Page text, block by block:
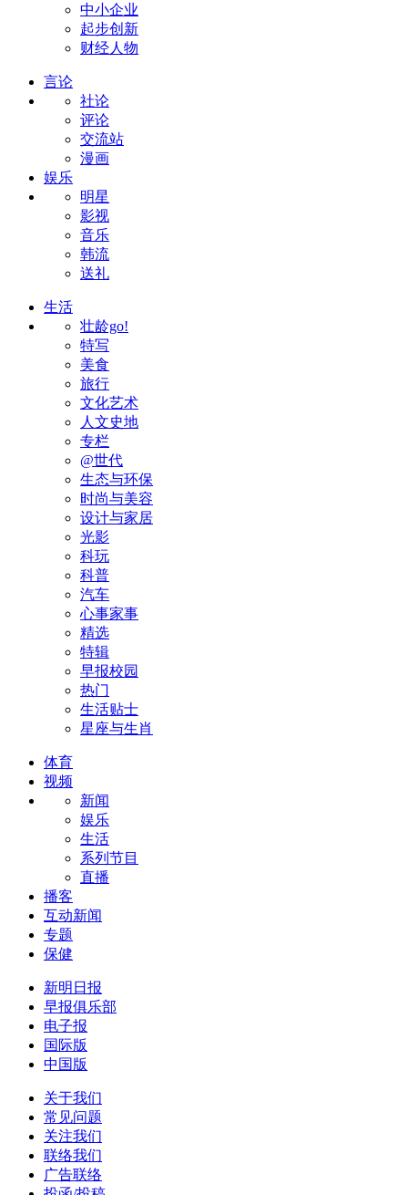
中小企业
起步创新
财经人物
言论
社论
评论
交流站
漫画
娱乐
明星
影视
音乐
韩流
送礼
生活
壮龄go!
特写
美食
旅行
文化艺术
人文史地
专栏
@世代
生态与环保
时尚与美容
设计与家居
光影
科玩
科普
汽车
心事家事
精选
特辑
早报校园
热门
生活贴士
星座与生肖
体育
视频
新闻
娱乐
生活
系列节目
直播
播客
互动新闻
专题
保健
新明日报
早报俱乐部
电子报
国际版
中国版
关于我们
常见问题
关注我们
联络我们
广告联络